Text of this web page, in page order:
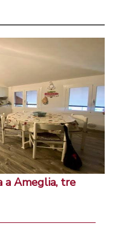
a Ameglia, tre